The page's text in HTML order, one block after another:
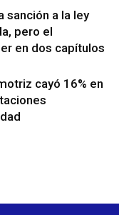
sanción a la ley
pero el
en dos capítulos
cayó 16% en